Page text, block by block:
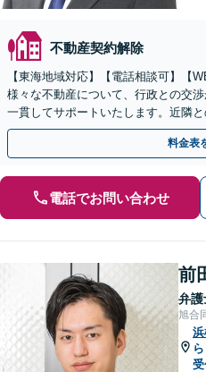
不動産契約解除
【東海地域対応】【電話相談可】【
様々な不動産について、行政との交
一貫してサポートいたします。近隣
や、解決が難航している案件でも、
料金表
電話でお問い合わせ
前
弁護
旭合
受